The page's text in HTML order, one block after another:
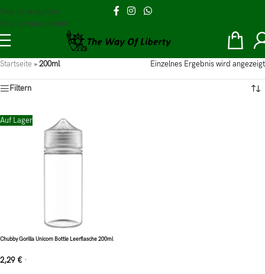
Skip to navigation
Skip to main content
Startseite »200ml Einzelnes Ergebnis wird angezeigt
Filtern
Auf Lager
Chubby Gorilla Unicorn Bottle Leerflasche 200ml
2,29 € *